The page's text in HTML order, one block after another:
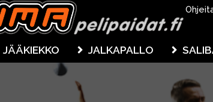
JÄÄKIEKKO JALKAPALLO